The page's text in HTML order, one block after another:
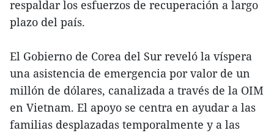
respaldar los esfuerzos de recuperación a largo
plazo del país.
El Gobierno de Corea del Sur reveló la víspera
una asistencia de emergencia por valor de un
millón de dólares, canalizada a través de la OIM
en Vietnam. El apoyo se centra en ayudar a las
familias desplazadas temporalmente y a las